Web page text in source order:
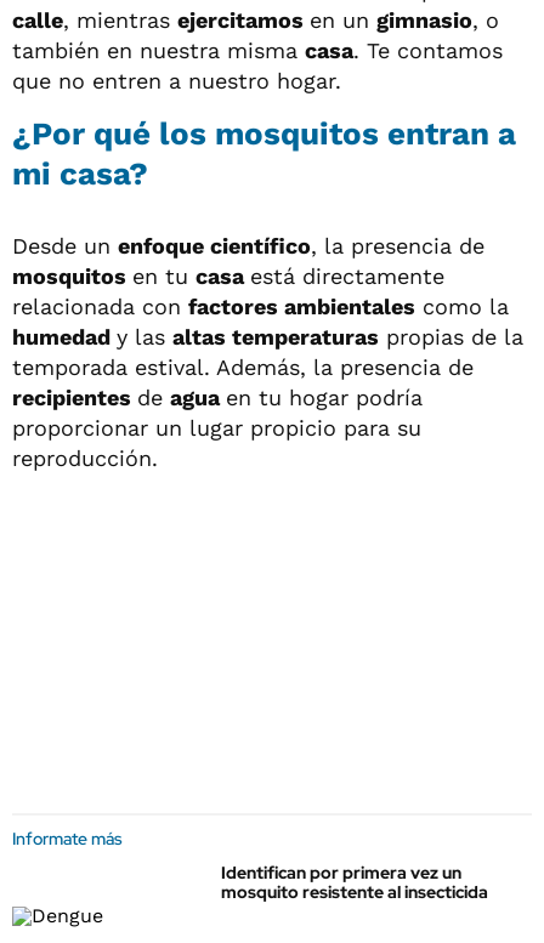
calle, mientras ejercitamos en un gimnasio, o
también en nuestra misma casa. Te contamos
que no entren a nuestro hogar.
¿Por qué los mosquitos entran a
mi casa?
Desde un enfoque científico, la presencia de
mosquitos en tu casa está directamente
relacionada con factores ambientales como la
humedad y las altas temperaturas propias de la
temporada estival. Además, la presencia de
recipientes de agua en tu hogar podría
proporcionar un lugar propicio para su
reproducción.
Informate más
Identifican por primera vez un
mosquito resistente al insecticida